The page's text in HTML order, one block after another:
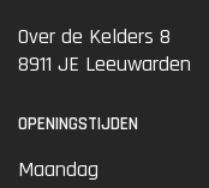
Over de Kelders 8
8911 JE Leeuwarden
OPENINGSTIJDEN
Maandag